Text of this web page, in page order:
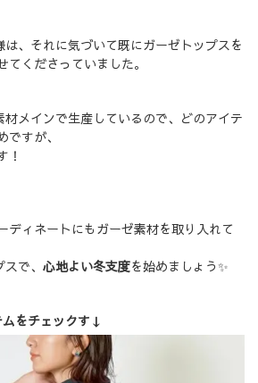
、それに気づいて既にガーゼトップスを
くださっていました。
メインで生産しているので、どのアイテ
すが、
！
ディネートにもガーゼ素材を取り入れて
で、 心地よい冬支度を始めましょう✨
をチェックす↓